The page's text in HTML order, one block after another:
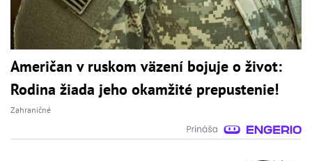
Američan v ruskom väzení bojuje o život:
Rodina žiada jeho okamžité prepustenie!
Zahraničné